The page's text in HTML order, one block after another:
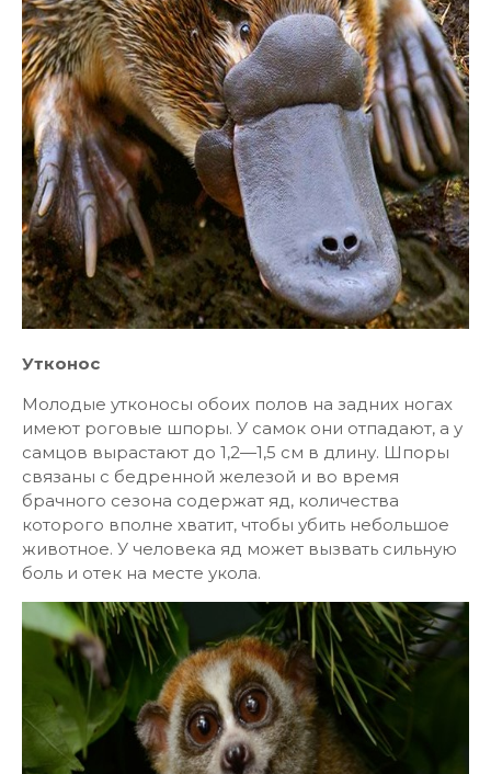
Утконос
Молодые утконосы обоих полов на задних ногах
имеют роговые шпоры. У самок они отпадают, а у
самцов вырастают до 1,2—1,5 см в длину. Шпоры
связаны с бедренной железой и во время
брачного сезона содержат яд, количества
которого вполне хватит, чтобы убить небольшое
животное. У человека яд может вызвать сильную
боль и отек на месте укола.